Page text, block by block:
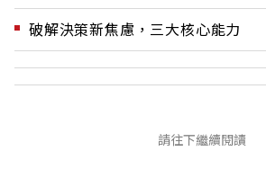
破解決策新焦慮，三大核心能力
請往下繼續閱讀